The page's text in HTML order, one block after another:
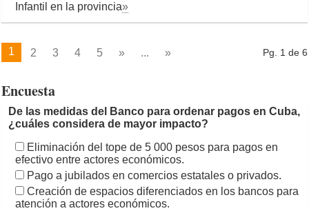
Infantil en la provincia»
Pg. 1 de 6
1 2 3 4 5 » ... »
Encuesta
De las medidas del Banco para ordenar pagos en Cuba,
¿cuáles considera de mayor impacto?
Eliminación del tope de 5 000 pesos para pagos en
efectivo entre actores económicos.
Pago a jubilados en comercios estatales o privados.
Creación de espacios diferenciados en los bancos para
atención a actores económicos.